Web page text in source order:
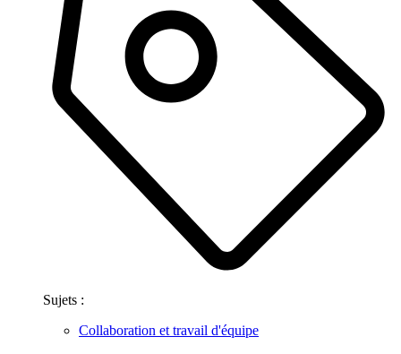
Sujets :
Collaboration et travail d'équipe